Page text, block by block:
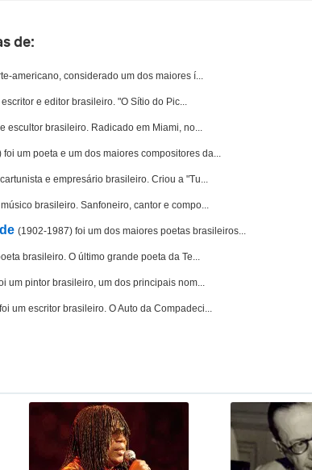
de:
americano, considerado um dos maiores í...
e editor brasileiro. "O Sítio do Pic...
escultor brasileiro. Radicado em Miami, no...
um poeta e um dos maiores compositores da...
e empresário brasileiro. Criou a "Tu...
brasileiro. Sanfoneiro, cantor e compo...
(1902-1987) foi um dos maiores poetas brasileiros...
brasileiro. O último grande poeta da Te...
um pintor brasileiro, um dos principais nom...
um escritor brasileiro. O Auto da Compadeci...